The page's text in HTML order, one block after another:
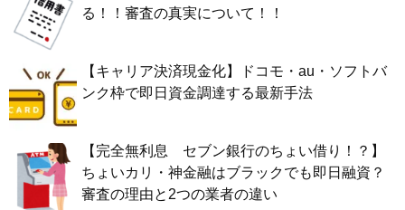
る！！審査の真実について！！
【キャリア決済現金化】ドコモ・au・ソフトバ
ンク枠で即日資金調達する最新手法
【完全無利息 セブン銀行のちょい借り！？】
ちょいカリ・神金融はブラックでも即日融資？
審査の理由と2つの業者の違い